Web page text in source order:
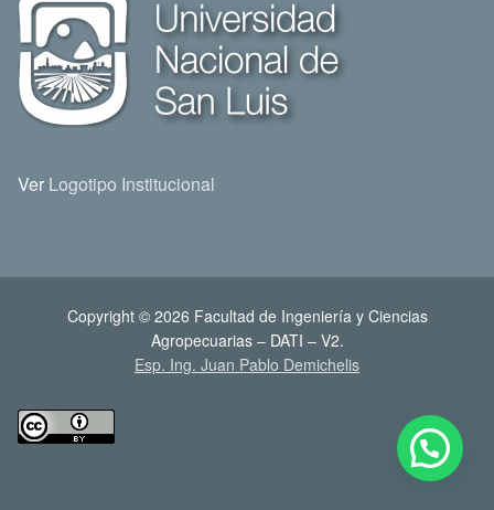
Ver Logotipo Institucional
Copyright © 2026 Facultad de Ingeniería y Ciencias
Agropecuarias – DATI – V2.
Esp. Ing. Juan Pablo Demichelis